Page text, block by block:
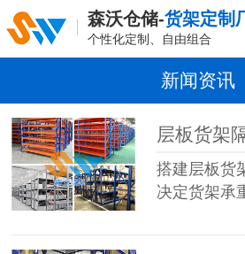
森沃仓储-货架定制
个性化定制、自由组合
新闻资讯
层板货架
搭建层板货
决定货架承